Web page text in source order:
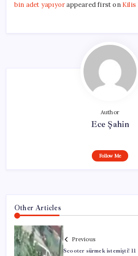
bin adet yapıyorappeared first on Kilis
Author
Ece Şahin
Follow Me
Other Articles
Previous
Scooter sürmek istemişti! 11